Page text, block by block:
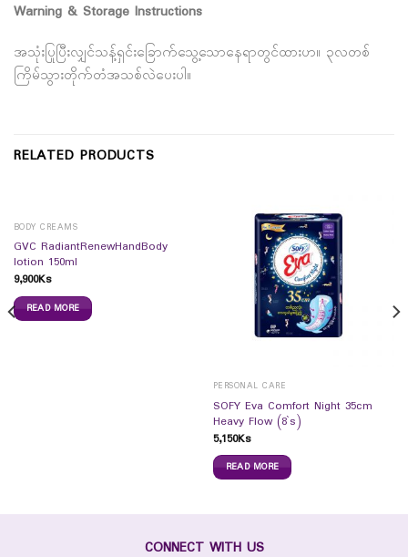
Warning & Storage Instructions
အသုံးပြုပြီးလျှင်သန့်ရှင်းခြောက်သွေ့သောနေရာတွင်ထားပာ။ ၃လတစ်
ကြိမ်သွားတိုက်တံအသစ်လဲပေးပါ။
RELATED PRODUCTS
BODY CREAMS
GVC RadiantRenewHandBody
lotion 150ml
9,900Ks
READ MORE
PERSONAL CARE
SOFY Eva Comfort Night 35cm
Heavy Flow (8`s)
5,150Ks
READ MORE
CONNECT WITH US